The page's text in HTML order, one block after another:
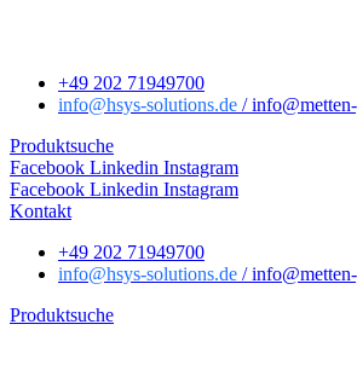
+49 202 71949700
info@hsys-solutions.de / info
Produktsuche
Facebook Linkedin Instagram
Facebook Linkedin Instagram
Kontakt
+49 202 71949700
info@hsys-solutions.de / info
Produktsuche